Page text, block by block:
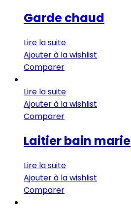
Garde chaud
Lire la suite
Ajouter à la wishlist
Comparer
Lire la suite
Ajouter à la wishlist
Comparer
Laitier bain marie
Lire la suite
Ajouter à la wishlist
Comparer